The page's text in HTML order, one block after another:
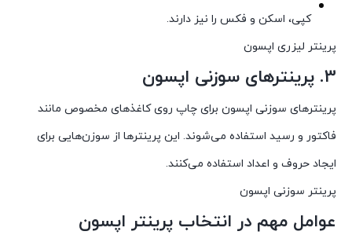
کپی، اسکن و فکس را نیز دارند.
پرینتر لیزری اپسون
3. پرینترهای سوزنی اپسون
پرینترهای سوزنی اپسون برای چاپ روی کاغذهای مخصوص مانند
فاکتور و رسید استفاده می‌شوند. این پرینترها از سوزن‌هایی برای
ایجاد حروف و اعداد استفاده می‌کنند.
پرینتر سوزنی اپسون
عوامل مهم در انتخاب پرینتر اپسون